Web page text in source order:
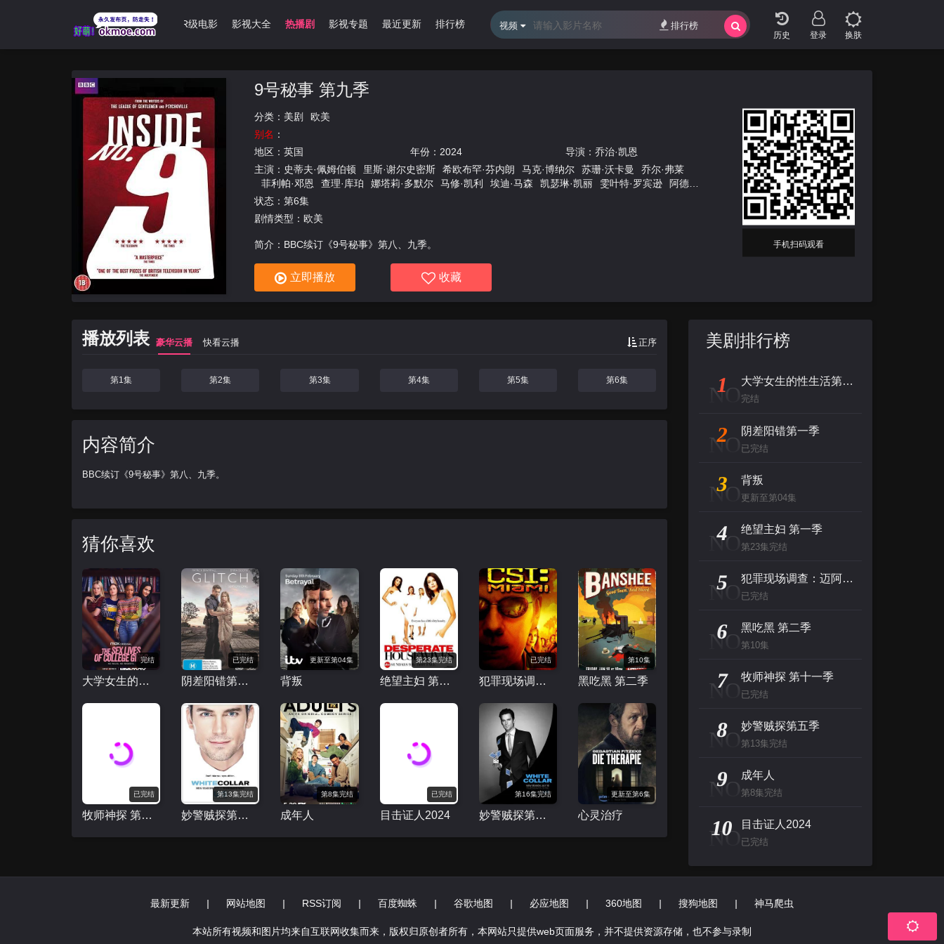
3D动漫 动漫大全 R级电影 影视大全 热播剧 影视专题 最近更新 排行榜
登录 换肤
视频 排行榜
9号秘事 第九季
分类： 美剧
欧美
别名 ：
地区： 英国 年份： 2024 导演：乔治·凯恩
主演： 史蒂夫·佩姆伯顿 里斯·谢尔史密斯 希欧布罕·芬内朗 马克·博纳尔 苏珊·沃卡曼
乔尔·弗莱
菲利帕·邓恩
查理·库珀 娜塔莉·多默尔 马修·凯利 埃迪·马森 凯瑟琳·凯丽 雯叶特·罗宾逊
阿德里
安·斯卡伯勒
状态：第6集
剧情类型：欧美
简介：BBC续订《9号秘事》第八、九季。
立即播放 收藏
手机扫码观看
播放列表 豪华云播 快看云播 正序
第1集 第2集 第3集 第4集 第5集 第6集
内容简介
BBC续订《9号秘事》第八、九季。
猜你喜欢
完结
大学女生的性生活第一季
已完结
阴差阳错第一季
更新至第04集
背叛
第23集完结
绝望主妇 第一季
已完结
犯罪现场调查：迈阿密第二季
第10集
黑吃黑 第二季
已完结
牧师神探 第十一季
第13集完结
妙警贼探第五季
第8集完结
成年人
已完结
目击证人2024
第16集完结
妙警贼探第四季
更新至第6集
心灵治疗
美剧排行榜
NO
1 大学女生的性生活第一季
完结
NO
2 阴差阳错第一季
已完结
NO
3 背叛
更新至第04集
NO
4 绝望主妇 第一季
第23集完结
NO
5 犯罪现场调查：迈阿密第二季
已完结
NO
6 黑吃黑 第二季
第10集
NO
7 牧师神探 第十一季
已完结
NO
8 妙警贼探第五季
第13集完结
NO
9 成年人
第8集完结
NO
10 目击证人2024
已完结
最新更新 | 网站地图 | RSS订阅 | 百度蜘蛛 | 谷歌地图 | 必应地图 | 360地图 | 搜狗地图 | 神马爬虫
本站所有视频和图片均来自互联网收集而来，版权归原创者所有，本网站只提供web页面服务，并不提供资源存储，也不参与录制